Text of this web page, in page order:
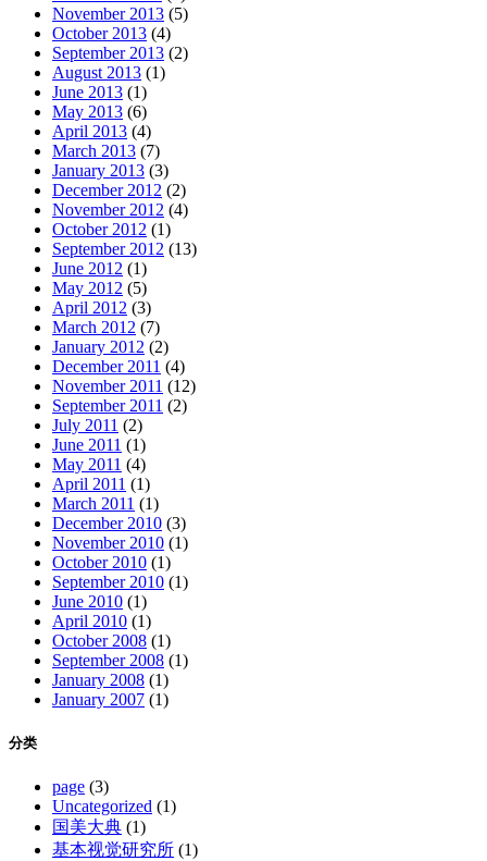
November 2013 (5)
October 2013 (4)
September 2013 (2)
August 2013 (1)
June 2013 (1)
May 2013 (6)
April 2013 (4)
March 2013 (7)
January 2013 (3)
December 2012 (2)
November 2012 (4)
October 2012 (1)
September 2012 (13)
June 2012 (1)
May 2012 (5)
April 2012 (3)
March 2012 (7)
January 2012 (2)
December 2011 (4)
November 2011 (12)
September 2011 (2)
July 2011 (2)
June 2011 (1)
May 2011 (4)
April 2011 (1)
March 2011 (1)
December 2010 (3)
November 2010 (1)
October 2010 (1)
September 2010 (1)
June 2010 (1)
April 2010 (1)
October 2008 (1)
September 2008 (1)
January 2008 (1)
January 2007 (1)
分类
page (3)
Uncategorized (1)
国美大典 (1)
基本视觉研究所 (1)